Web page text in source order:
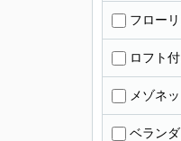
フロー
ロフト付
メゾネッ
ベランダ